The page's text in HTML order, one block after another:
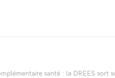
santé : la DREES sort